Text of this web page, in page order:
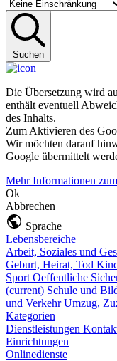
Suchen
Die Übersetzung wird
enthält eventuell
des Inhalts.
Zum Aktivieren des
Wir möchten darauf
Google übermittelt
Mehr Informationen
Ok
Abbrechen
Sprache
Lebensbereiche
Arbeit, Soziales und
Geburt, Heirat, Tod
Sport Oeffentliche
(current) Schule und
und VerkehrUmzug,
Kategorien
Dienstleistungen
Einrichtungen
Onlinedienste